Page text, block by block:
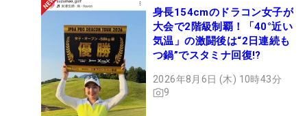
身長154cmのドラコン女子が
大会で2階級制覇！「40°近い
気温」の激闘後は“2日連続も
つ鍋”でスタミナ回復!?
2026年8月6日 (木) 10時43分
9